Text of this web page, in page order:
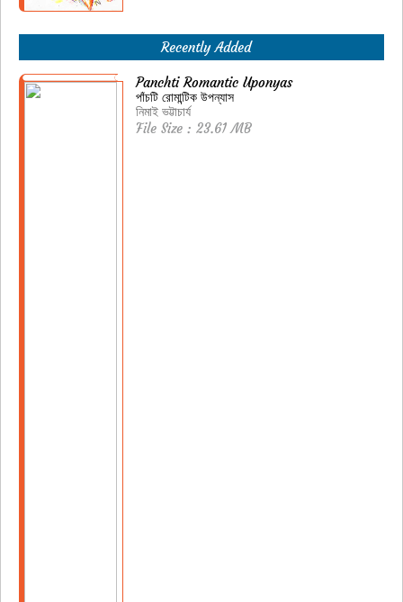
Recently Added
Panchti Romantic Uponyas
পাঁচটি রোমান্টিক উপন্যাস
নিমাই ভট্টাচার্য
File Size : 23.61 MB